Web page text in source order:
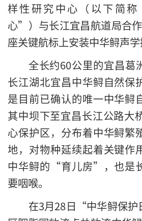
样性研究中心（以下简
心”）与长江宜昌航道局合
座关键航标上安装中华鲟声学
全长约60公里的宜昌葛
长江湖北宜昌中华鲟自然保
是目前已确认的唯一中华鲟
其中坝下至宜昌长江公路大
心保护区，分布着中华鲟繁
地，对物种延续起着关键作
中华鲟的“育儿房”，也是
要咽喉。
在3月28日“中华鲟保